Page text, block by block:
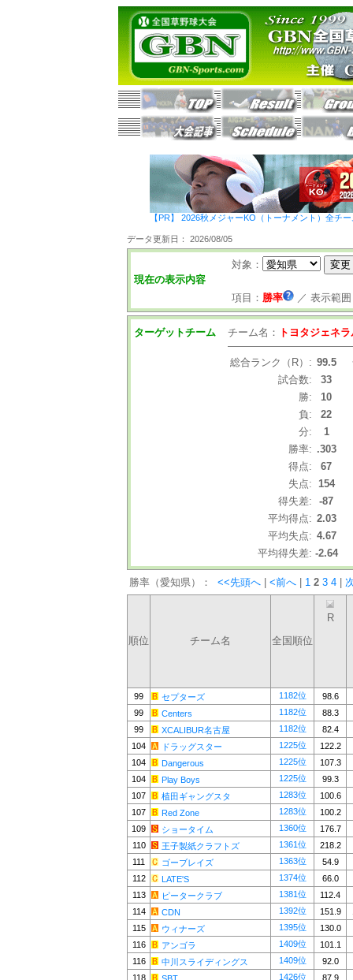
【PR】 2026秋メジャーKO（トーナメント）全チ
データ更新日： 2026/08/05
現在の表示内容
対象：
項目： 勝率 ／ 表示範囲
ターゲットチーム チーム名： トヨタジェネ
総合ランク（R）: 99.5
試合数:
33
勝:
10
負:
22
分:
1
勝率: .303
得点:
67
失点: 154
得失差:
-87
平均得点: 2.03
平均失点: 4.67
平均得失差: -2.64
勝率（愛知県）： <<先頭へ <前へ 1 2 3 4
順位 チーム名 全国順位
R
99 セプターズ 1182位
98.6
99
Centers 1182位
88.3
99
XCALIBUR名古屋 1182位
82.4
104
ドラッグスター 1225位
122.2
104
Dangerous 1225位
107.3
104
Play Boys 1225位
99.3
107
植田ギャングスタ 1283位
100.6
107
Red Zone 1283位
100.2
109
ショータイム 1360位
176.7
110
王子製紙クラフトズ 1361位
218.2
111
ゴーブレイズ 1363位
54.9
112
LATE'S 1374位
66.0
113
ピータークラブ 1381位
112.4
114
CDN 1392位 151.9
115
ウィナーズ 1395位
130.0
116
アンゴラ 1409位
101.1
116
中川スライディングス 1409位
92.0
118
1426位
87.9